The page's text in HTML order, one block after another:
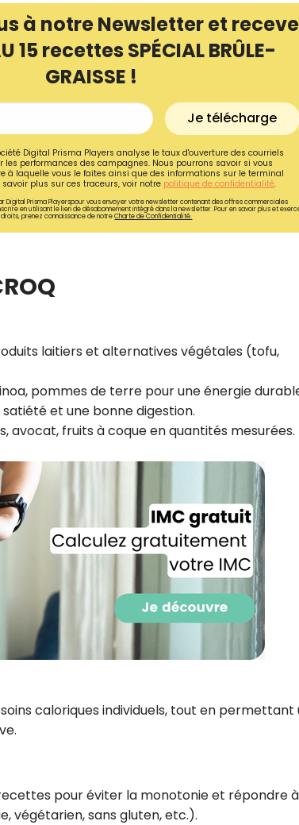
à notre Newsletter et
15 recettes SPÉCIAL BRÛLE-
GRAISSE !
Je télécharge
Digital Prisma Players analyse le taux d'ouverture des courriels
les performances des campagnes. Nous pourrons savoir si vous
à laquelle vous le faites ainsi que des informations sur le terminal
plus sur ces traceurs, voir notre politique de confidentialité.
Digital Prisma Playerspour vous envoyer votre newsletter contenant des offres commerciales
en utilisant le lien de désabonnement intégré dans la newsletter. Pour en savoir plus et
droits, prenez connaissance de notreCharte de Confidentialité.
laitiers et alternatives végétales (tofu,
pommes de terre pour une énergie
et une bonne digestion.
avocat, fruits à coque en quantités mesurées.
caloriques individuels, tout en permettant
pour éviter la monotonie et répondre à
végétarien, sans gluten, etc.).
Ainsi que la newsletter
Prisma Players analyse le taux
des courriels pour mesurer et
performances des campagnes.
pourrons savoir si vous ouvrez les
l'heure à laquelle vous le faites ainsi
des informations sur le terminal que
utilisez. Pour en savoir plus sur ces
politique de confidentialité
Je reçois mon cadeau !
Votre adresse email sera utilisée par Digital Prisma
envoyer votre newsletter contenant des offres
personnalisées. Vous pourrez vous désinscrire en